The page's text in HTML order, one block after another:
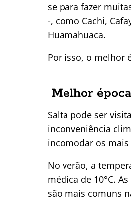
se para fazer
-, como Cachi,
Huamahuaca.
Por isso, o melhor
Melhor
Salta pode ser
inconveniência
incomodar os mais
No verão, a
médica de 10°C.
são mais comuns